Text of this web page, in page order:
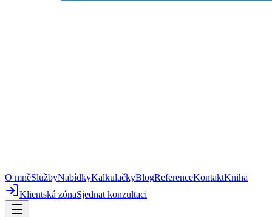
O mněSlužbyNabídkyKalkulačkyBlogReferenceKontaktKniha
Klientská zónaSjednat konzultaci